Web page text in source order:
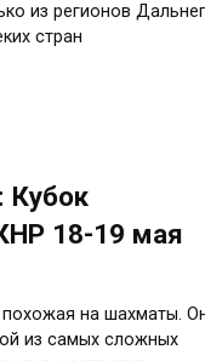
из регионов
стран
Кубок
18-19 мая
похожая на шахматы.
из самых сложных